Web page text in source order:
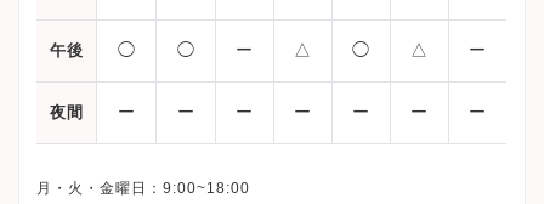
午後 ◯ ◯ ー △ ◯ △ ー
夜間 ー ー ー ー ー ー ー
月・火・金曜日：9:00~18:00